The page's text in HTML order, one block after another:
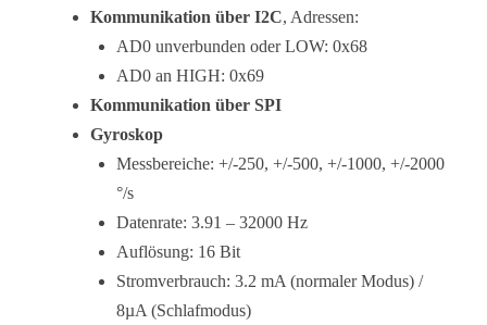
Kommunikation über I2C, Adressen:
AD0 unverbunden oder LOW: 0x68
AD0 an HIGH: 0x69
Kommunikation über SPI
Gyroskop
Messbereiche: +/-250, +/-500, +/-1000, +/-2000
°/s
Datenrate: 3.91 – 32000 Hz
Auflösung: 16 Bit
Stromverbrauch: 3.2 mA (normaler Modus) /
8µA (Schlafmodus)